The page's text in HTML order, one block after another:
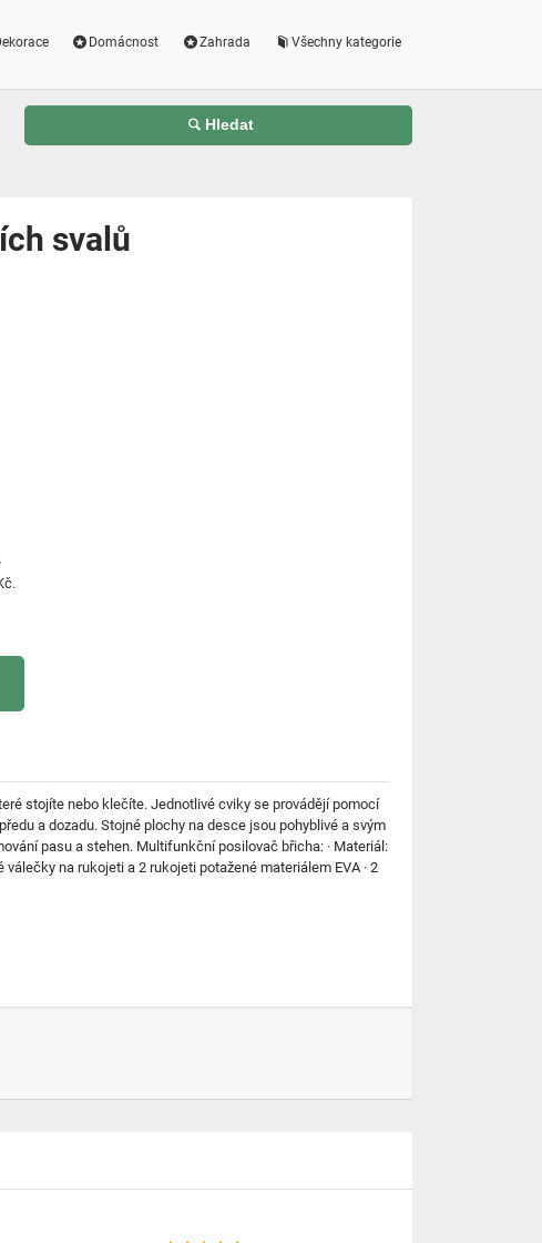
Domácnost Zahrada Všechny kategorie
Hledat
svalů
stojíte nebo klečíte. Jednotlivé cviky se provádějí pomocí
a dozadu. Stojné plochy na desce jsou pohyblivé a svým
pasu a stehen. Multifunkční posilovač břicha: · Materiál:
na rukojeti a 2 rukojeti potažené materiálem EVA · 2